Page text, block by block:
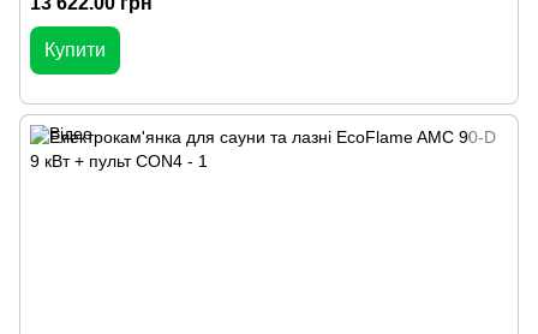
Купити